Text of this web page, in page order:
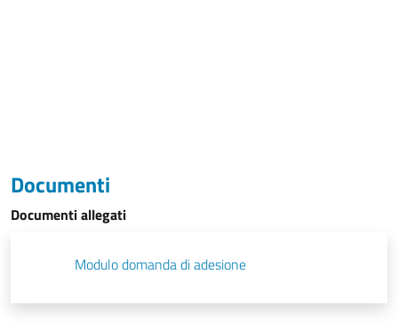
Documenti
Documenti allegati
Modulo domanda di adesione